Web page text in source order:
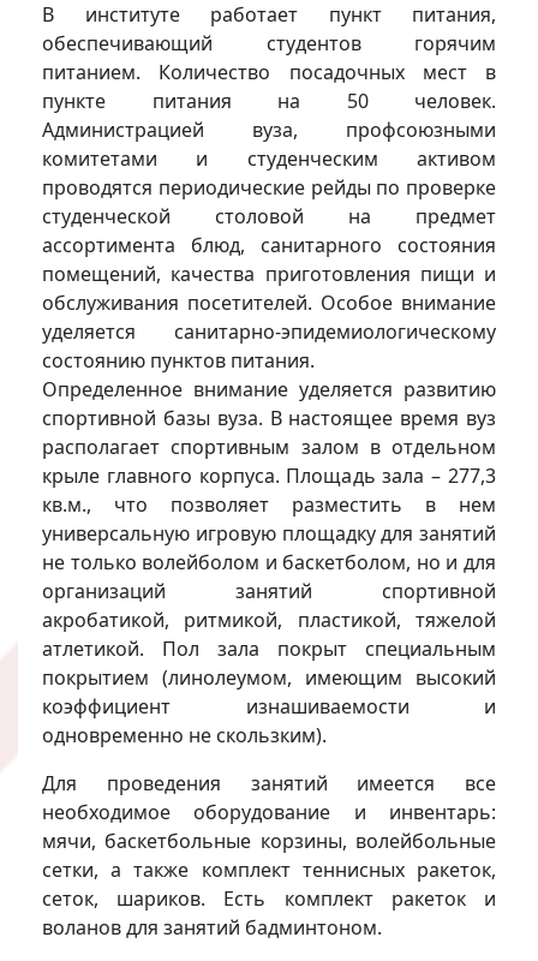
В институте работает пункт питания,
обеспечивающий студентов горячим
питанием. Количество посадочных мест в
пункте питания на 50 человек.
Администрацией вуза, профсоюзными
комитетами и студенческим активом
проводятся периодические рейды по проверке
студенческой столовой на предмет
ассортимента блюд, санитарного состояния
помещений, качества приготовления пищи и
обслуживания посетителей. Особое внимание
уделяется санитарно-эпидемиологическому
состоянию пунктов питания.
Определенное внимание уделяется развитию
спортивной базы вуза. В настоящее время вуз
располагает спортивным залом в отдельном
крыле главного корпуса. Площадь зала – 277,3
кв.м., что позволяет разместить в нем
универсальную игровую площадку для занятий
не только волейболом и баскетболом, но и для
организаций занятий спортивной
акробатикой, ритмикой, пластикой, тяжелой
атлетикой. Пол зала покрыт специальным
покрытием (линолеумом, имеющим высокий
коэффициент изнашиваемости и
одновременно не скользким).
Для проведения занятий имеется все
необходимое оборудование и инвентарь:
мячи, баскетбольные корзины, волейбольные
сетки, а также комплект теннисных ракеток,
сеток, шариков. Есть комплект ракеток и
воланов для занятий бадминтоном.